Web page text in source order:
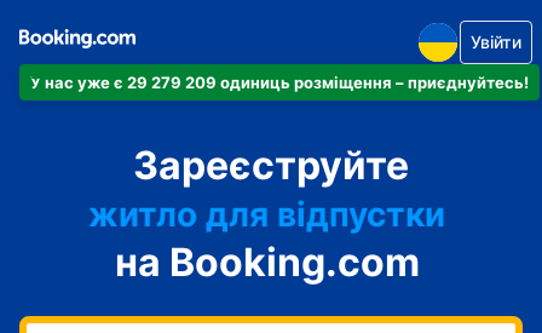
У нас уже є 29 279 209 одиниць розміщення – приєднуйтесь!
Увійти
Зареєструйте
готель
житло для відпустки
гостьовий будинок
готель типу "ліжко і
на Booking.com